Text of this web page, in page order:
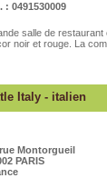
: 0491530009
salle de restaurant
noir et rouge. La
Italy - italien
Montorgueil
PARIS